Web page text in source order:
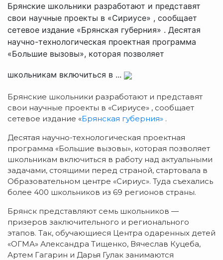
Брянские школьники разработают и представят
свои научные проекты в «Сириусе» , сообщает
сетевое издание «Брянская губерния» . Десятая
научно-технологическая проектная программа
«Большие вызовы», которая позволяет
школьникам включиться в ...
Брянские школьники разработают и представят
свои научные проекты в «Сириусе» , сообщает
сетевое издание «Брянская губерния» .
Десятая научно-технологическая проектная
программа «Большие вызовы», которая позволяет
школьникам включиться в работу над актуальными
задачами, стоящими перед страной, стартовала в
Образовательном центре «Сириус». Туда съехались
более 400 школьников из 69 регионов страны.
Брянск представляют семь школьников —
призеров заключительного и регионального
этапов. Так, обучающиеся Центра одаренных детей
«ОГМА» Александра Тищенко, Вячеслав Куцеба,
Артем Гагарин и Дарья Гулак занимаются